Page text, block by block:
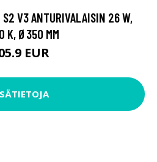
S2 V3 ANTURIVALAISIN 26 W,
K, Ø350 MM
EUR